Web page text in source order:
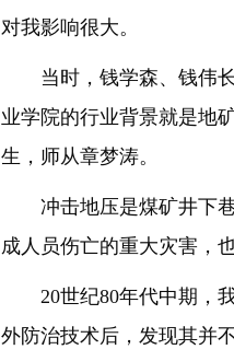
对我影响很大。
当时，钱学森、钱伟长
业学院的行业背景就是地
生，师从章梦涛。
冲击地压是煤矿井下巷
成人员伤亡的重大灾害，
20世纪80年代中期，我
外防治技术后，发现其并